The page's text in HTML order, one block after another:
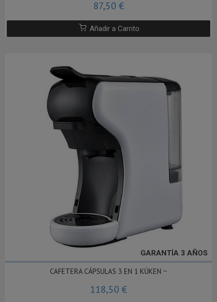
87,50 €
Añadir a Carrito
GARANTÍA 3 AÑOS
CAFETERA CÁPSULAS 3 EN 1 KÜKEN ~
118,50 €